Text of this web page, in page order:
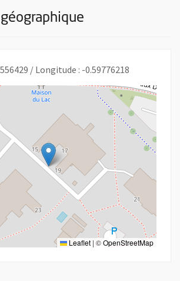
/ Longitude : -0.59776218
Leaflet | ©OpenStreetMap